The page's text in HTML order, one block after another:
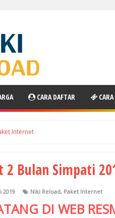
CARA DAFTAR
Internet
Bulan Simpati
2019 Niki Reload, Paket Internet
DI WEB